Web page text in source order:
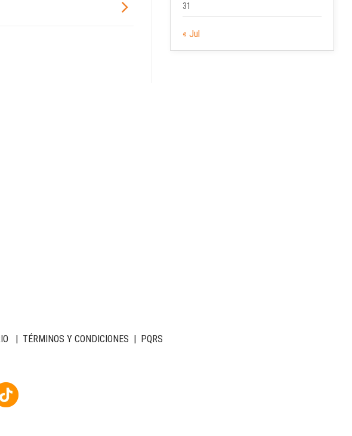
31
« Jul
| TÉRMINOS Y CONDICIONES | PQRS